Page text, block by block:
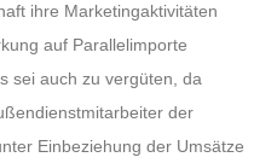
ihre Marketingaktivitäten
auf Parallelimporte
sei auch zu vergüten, da
der
Einbeziehung der Umsätze